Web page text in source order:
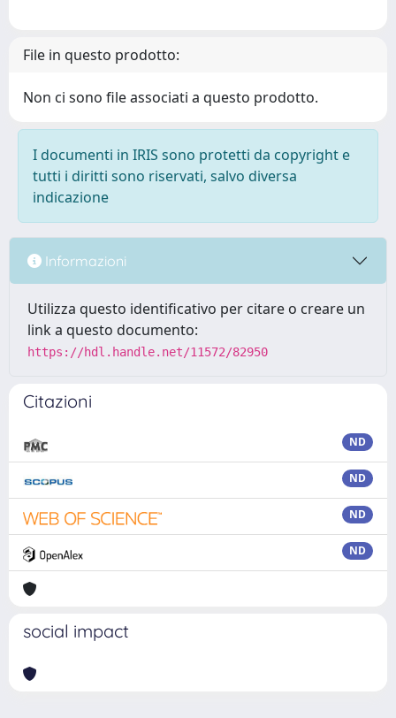
File in questo prodotto:
Non ci sono file associati a questo prodotto.
I documenti in IRIS sono protetti da copyright e
tutti i diritti sono riservati, salvo diversa
indicazione
Informazioni
Utilizza questo identificativo per citare o creare un
link a questo documento:
https://hdl.handle.net/11572/82950
Citazioni
ND
ND
ND
ND
social impact